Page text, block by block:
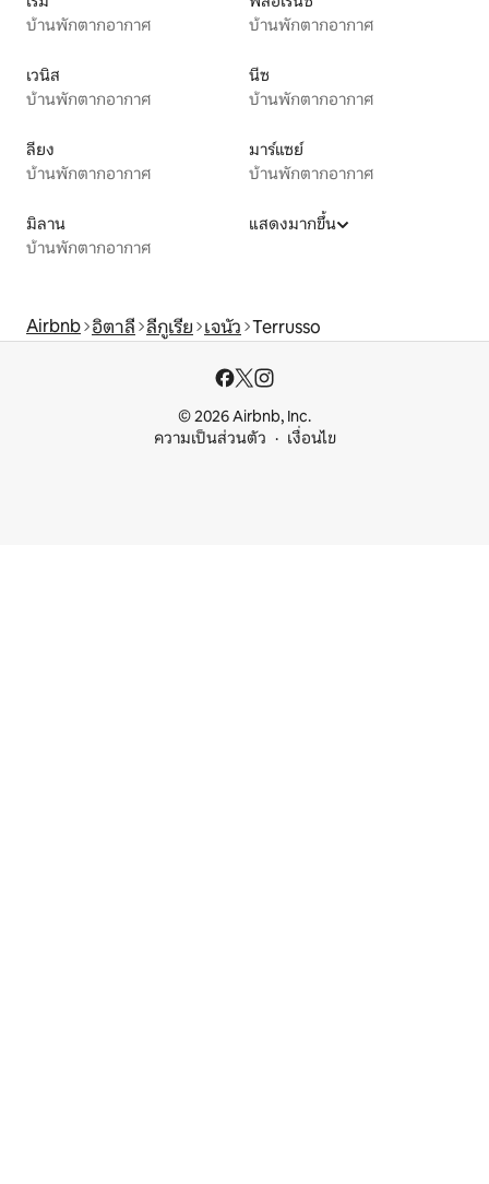
บ้านพักตากอากาศ
บ้านพักตากอากาศ
เวนิส
บ้านพักตากอากาศ
นีซ
บ้านพักตากอากาศ
ลียง
บ้านพักตากอากาศ
มาร์แซย์
บ้านพักตากอากาศ
มิลาน
บ้านพักตากอากาศ
แสดงมากขึ้น
Airbnb อิตาลี ลีกูเรีย เจนัว Terrusso
© 2026 Airbnb, Inc.
ความเป็นส่วนตัว
เงื่อนไข